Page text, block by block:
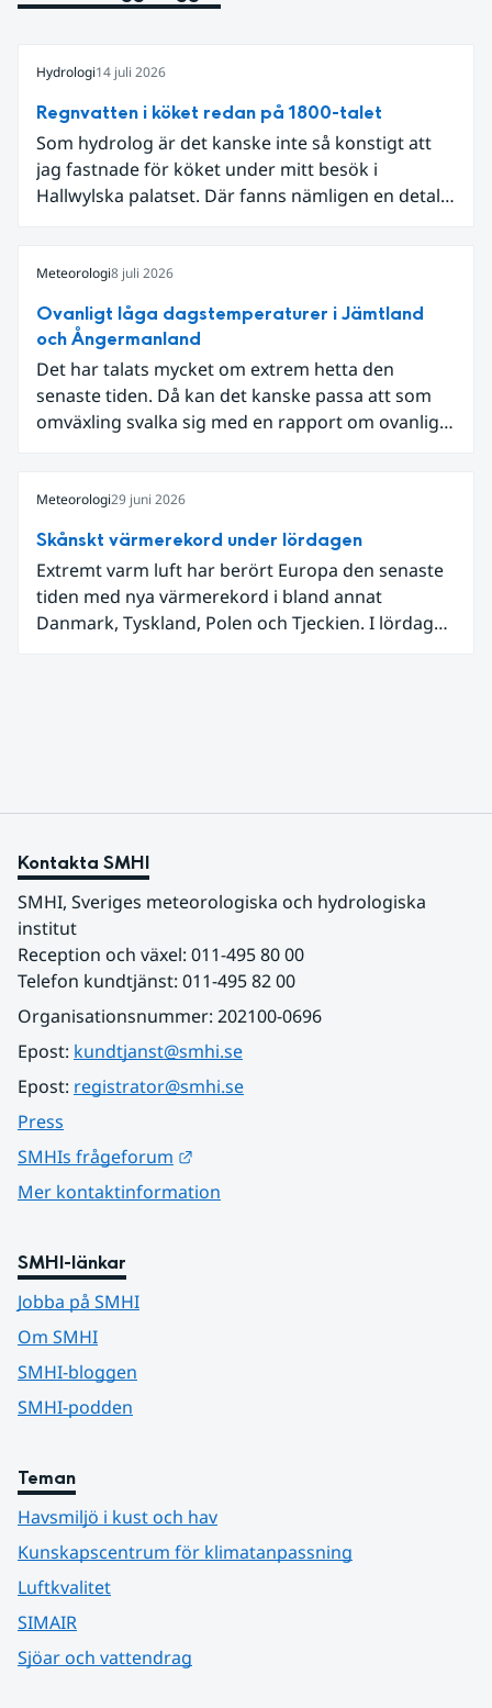
Hydrologi14 juli 2026
Regnvatten i köket redan på 1800-talet
Som hydrolog är det kanske inte så konstigt att
jag fastnade för köket under mitt besök i
Hallwylska palatset. Där fanns nämligen en detalj
Meteorologi8 juli 2026
Ovanligt låga dagstemperaturer i Jämtland
och Ångermanland
Det har talats mycket om extrem hetta den
senaste tiden. Då kan det kanske passa att som
omväxling svalka sig med en rapport om ovanligt
Meteorologi29 juni 2026
Skånskt värmerekord under lördagen
Extremt varm luft har berört Europa den senaste
tiden med nya värmerekord i bland annat
Danmark, Tyskland, Polen och Tjeckien. I lördags
Kontakta SMHI
SMHI, Sveriges meteorologiska och hydrologiska
institut
Reception och växel: 011-495 80 00
Telefon kundtjänst: 011-495 82 00
Organisationsnummer: 202100-0696
Epost: kundtjanst@smhi.se
Epost: registrator@smhi.se
Press
SMHIs frågeforum
Mer kontaktinformation
SMHI-länkar
Jobba på SMHI
Om SMHI
SMHI-bloggen
SMHI-podden
Teman
Havsmiljö i kust och hav
Kunskapscentrum för klimatanpassning
Luftkvalitet
SIMAIR
Sjöar och vattendrag